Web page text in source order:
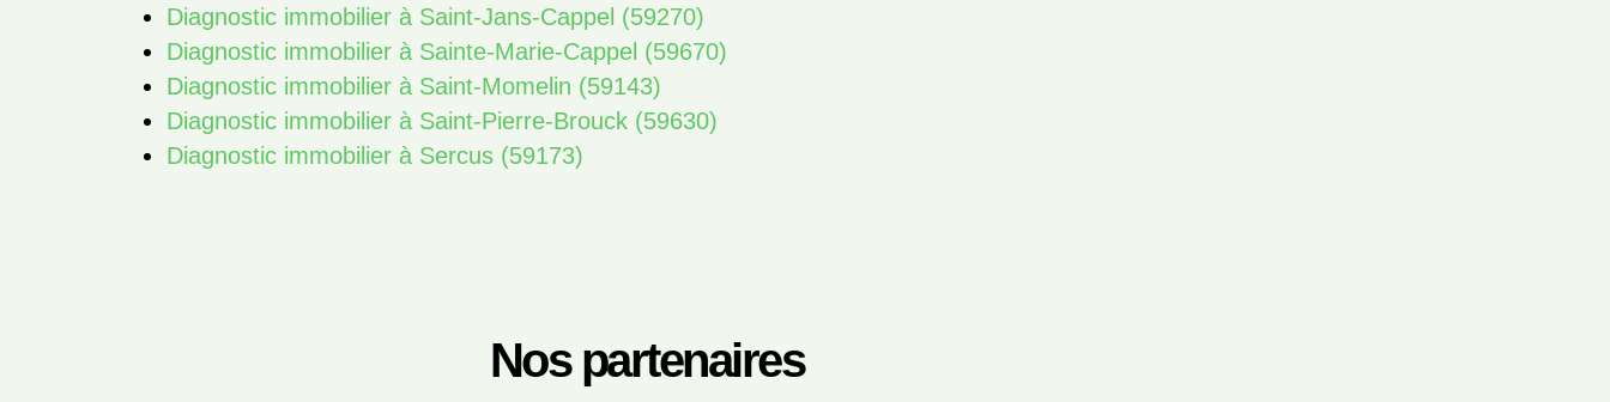
Diagnostic immobilier à Saint-Jans-Cappel (59270)
Diagnostic immobilier à Sainte-Marie-Cappel (59670)
Diagnostic immobilier à Saint-Momelin (59143)
Diagnostic immobilier à Saint-Pierre-Brouck (59630)
Diagnostic immobilier à Sercus (59173)
Nos partenaires